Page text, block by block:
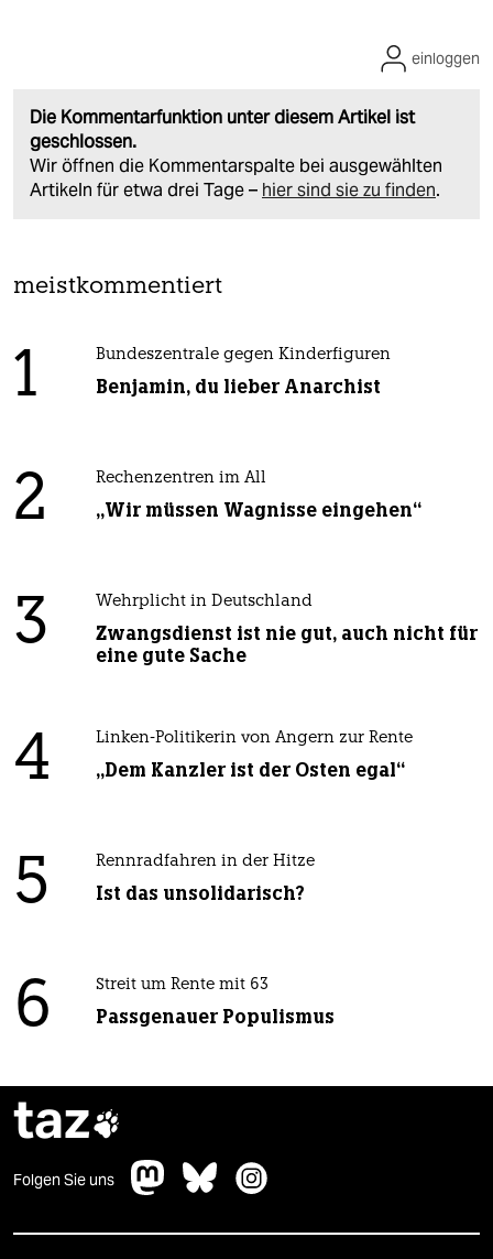
Die Kommentarfunktion unter diesem Artikel ist
geschlossen.
Wir öffnen die Kommentarspalte bei ausgewählten
Artikeln für etwa drei Tage – hier sind sie zu finden.
einloggen
meistkommentiert
1 Bundeszentrale gegen Kinderfiguren
Benjamin, du lieber Anarchist
2 Rechenzentren im All
„Wir müssen Wagnisse eingehen“
3 Wehrplicht in Deutschland
Zwangsdienst ist nie gut, auch nicht für
eine gute Sache
4 Linken-Politikerin von Angern zur Rente
„Dem Kanzler ist der Osten egal“
5 Rennradfahren in der Hitze
Ist das unsolidarisch?
6 Streit um Rente mit 63
Passgenauer Populismus
taz
Folgen Sie uns